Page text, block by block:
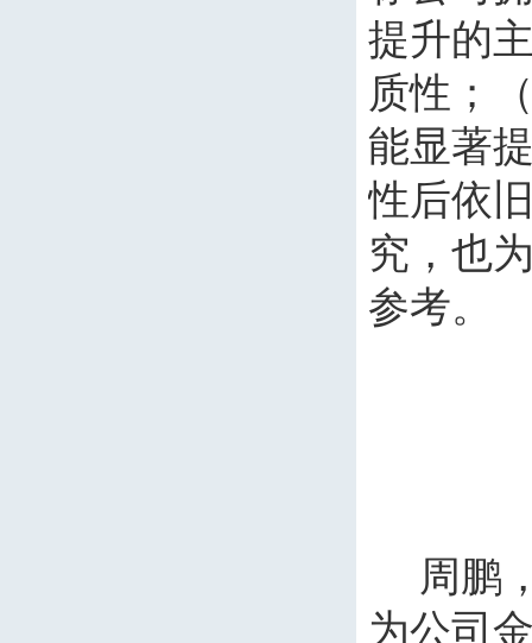
提升的
质性；
能显著
性后依
究，也
参考。
周鹏
为公司